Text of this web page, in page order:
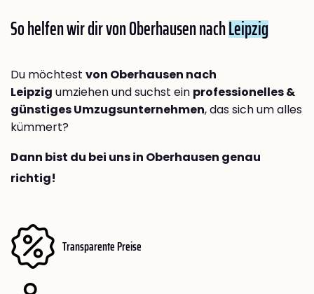
So helfen wir dir von Oberhausen nachLeipzig
Du möchtest von Oberhausen nach
Leipzig umziehen und suchst ein professionelles &
günstiges Umzugsunternehmen, das sich um alles
kümmert?
Dann bist du bei uns in Oberhausen genau
richtig!
Transparente Preise